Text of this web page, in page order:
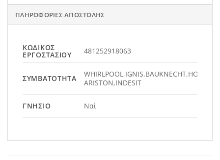
ΠΛΗΡΟΦΟΡΊΕΣ ΑΠΟΣΤΟΛΉΣ
ΚΩΔΙΚΌΣ
ΕΡΓΟΣΤΑΣΊΟΥ 481252918063
ΣΥΜΒΑΤΌΤΗΤΑ
ARISTON,INDESIT
ΓΝΉΣΙΟ Ναί